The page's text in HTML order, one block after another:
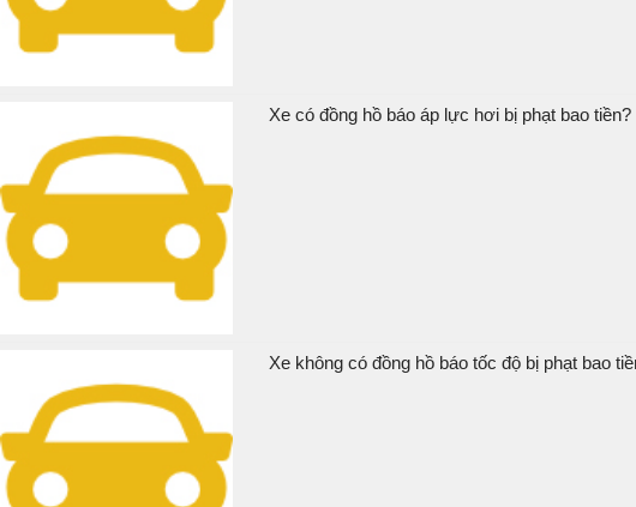
Xe có đồng hồ báo áp lực hơi bị phạt bao tiền?
Xe không có đồng hồ báo tốc độ bị phạt bao